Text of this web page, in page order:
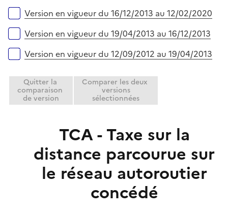
Version en vigueur du 16/12/2013 au 12/02/2020
Version en vigueur du 19/04/2013 au 16/12/2013
Version en vigueur du 12/09/2012 au 19/04/2013
Quitter la
comparaison
de version
Comparer les deux
versions
sélectionnées
TCA - Taxe sur la
distance parcourue sur
le réseau autoroutier
concédé